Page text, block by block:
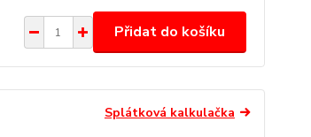
Přidat do košíku
Splátková kalkulačka